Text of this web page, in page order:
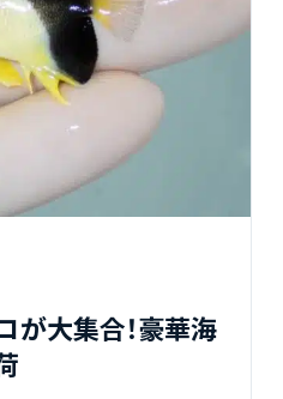
が大集合！豪華海